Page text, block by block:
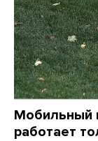
Мобильный
работает